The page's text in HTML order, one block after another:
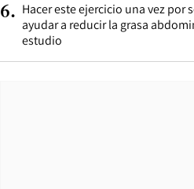
6. Hacer este ejercicio una vez por
ayudar a reducir la grasa
estudio